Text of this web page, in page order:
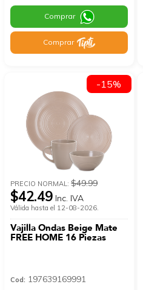
Comprar
Comprar
PRECIO NORMAL:$49.99
$42.49 Inc. IVA
Válida hasta el 12-08-2026.
Vajilla Ondas Beige Mate
FREE HOME 16 Piezas
Cod: 197639169991
-15%